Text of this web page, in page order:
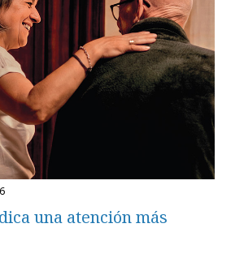
una atención más